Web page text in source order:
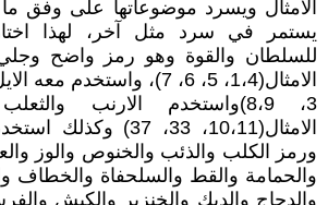
الامثال ويسرد موضوعاتها على وفق ما
يستمر في سرد مثل آخر، لهذا
للسلطان والقوة وهو رمز واضح
3، 8،9)واستخدم الارنب
الامثال(10،11، 33، 37)
ورمز الكلب والذئب والخنوص والوز
والحمامة والقط والسلحفاة والخطاف
والدجاج والديك والخنزير والكبش